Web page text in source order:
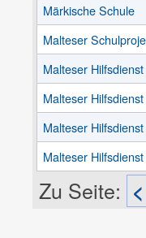
Märkische Schule
Malteser
Malteser
Malteser
Malteser
Malteser
Zu Seite: